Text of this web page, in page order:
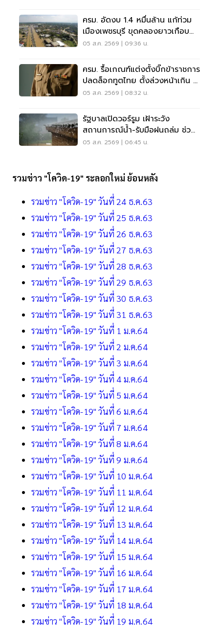
ครม. อัดงบ 1.4 หมื่นล้าน แก้ท่วม
เมืองเพชรบุรี ขุดคลองยาวเกือบ
40 กม.
05 ส.ค. 2569 | 09:36 น.
ครม. รื้อเกณฑ์แต่งตั้งบิ๊กข้าราชการ
ปลดล็อกทูตไทย ตั้งล่วงหน้าเกิน 2
เดือน
05 ส.ค. 2569 | 08:32 น.
รัฐบาลเปิดวอร์รูม เฝ้าระวัง
สถานการณ์น้ำ-รับมือฝนถล่ม ช่วย
เหลือปชช. 24 ชม.
05 ส.ค. 2569 | 06:45 น.
รวมข่าว "โควิด-19" ระลอกใหม่ ย้อนหลัง
รวมข่าว "โควิด-19" วันที่ 24 ธ.ค.63
รวมข่าว "โควิด-19" วันที่ 25 ธ.ค.63
รวมข่าว "โควิด-19" วันที่ 26 ธ.ค.63
รวมข่าว "โควิด-19" วันที่ 27 ธ.ค.63
รวมข่าว "โควิด-19" วันที่ 28 ธ.ค.63
รวมข่าว "โควิด-19" วันที่ 29 ธ.ค.63
รวมข่าว "โควิด-19" วันที่ 30 ธ.ค.63
รวมข่าว "โควิด-19" วันที่ 31 ธ.ค.63
รวมข่าว "โควิด-19" วันที่ 1 ม.ค.64
รวมข่าว "โควิด-19" วันที่ 2 ม.ค.64
รวมข่าว "โควิด-19" วันที่ 3 ม.ค.64
รวมข่าว "โควิด-19" วันที่ 4 ม.ค.64
รวมข่าว "โควิด-19" วันที่ 5 ม.ค.64
รวมข่าว "โควิด-19" วันที่ 6 ม.ค.64
รวมข่าว "โควิด-19" วันที่ 7 ม.ค.64
รวมข่าว "โควิด-19" วันที่ 8 ม.ค.64
รวมข่าว "โควิด-19" วันที่ 9 ม.ค.64
รวมข่าว "โควิด-19" วันที่ 10 ม.ค.64
รวมข่าว "โควิด-19" วันที่ 11 ม.ค.64
รวมข่าว "โควิด-19" วันที่ 12 ม.ค.64
รวมข่าว "โควิด-19" วันที่ 13 ม.ค.64
รวมข่าว "โควิด-19" วันที่ 14 ม.ค.64
รวมข่าว "โควิด-19" วันที่ 15 ม.ค.64
รวมข่าว "โควิด-19" วันที่ 16 ม.ค.64
รวมข่าว "โควิด-19" วันที่ 17 ม.ค.64
รวมข่าว "โควิด-19" วันที่ 18 ม.ค.64
รวมข่าว "โควิด-19" วันที่ 19 ม.ค.64